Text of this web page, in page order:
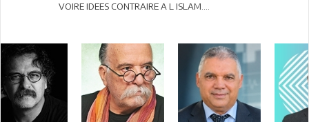
VOIRE IDEES CONTRAIRE A L ISLAM....